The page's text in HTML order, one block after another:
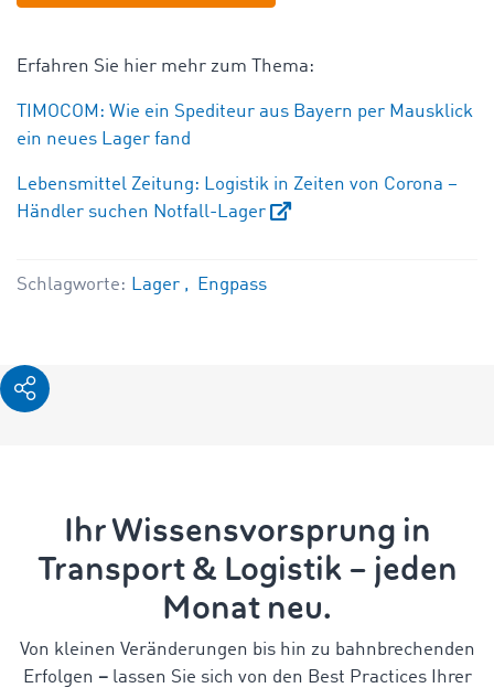
Erfahren Sie hier mehr zum Thema:
TIMOCOM: Wie ein Spediteur aus Bayern per Mausklick
ein neues Lager fand
Lebensmittel Zeitung: Logistik in Zeiten von Corona –
Händler suchen Notfall-Lager
Schlagworte: Lager Engpass
Ihr Wissensvorsprung in
Transport & Logistik – jeden
Monat neu.
Von kleinen Veränderungen bis hin zu bahnbrechenden
Erfolgen –lassen Sie sich von den Best Practices Ihrer